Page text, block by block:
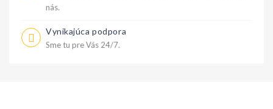
nás.
Vynikajúca podpora
Sme tu pre Vás 24/7.